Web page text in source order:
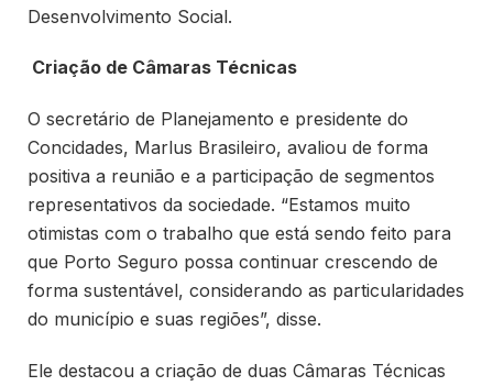
Desenvolvimento Social.
Criação de Câmaras Técnicas
O secretário de Planejamento e presidente do
Concidades, Marlus Brasileiro, avaliou de forma
positiva a reunião e a participação de segmentos
representativos da sociedade. “Estamos muito
otimistas com o trabalho que está sendo feito para
que Porto Seguro possa continuar crescendo de
forma sustentável, considerando as particularidades
do município e suas regiões”, disse.
Ele destacou a criação de duas Câmaras Técnicas